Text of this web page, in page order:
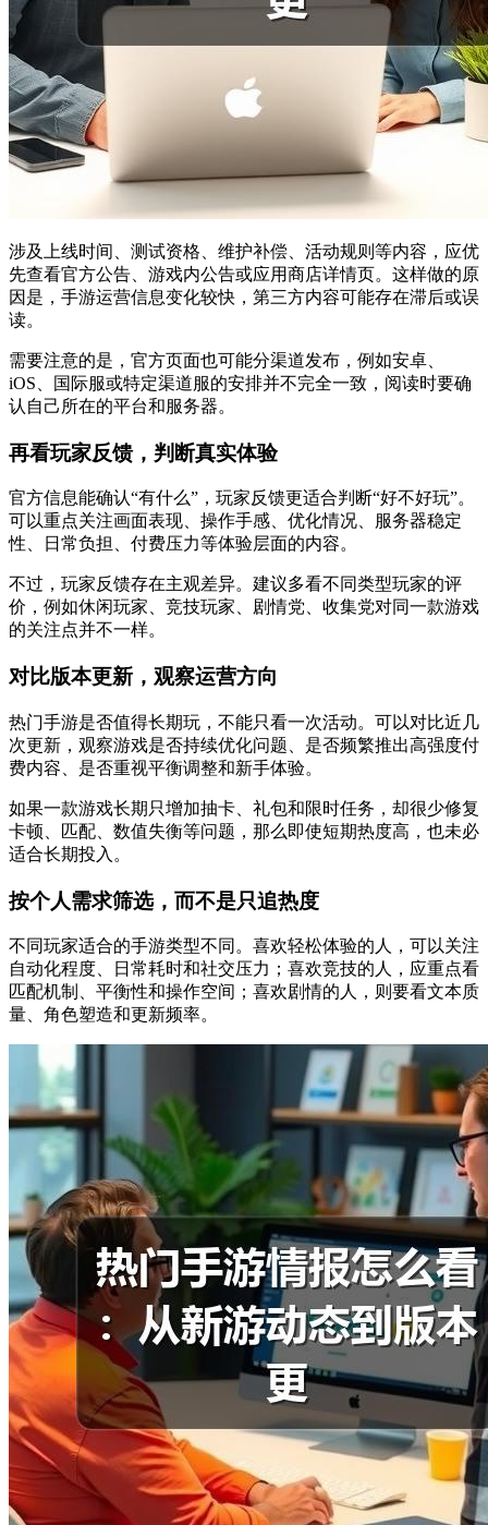
涉及上线时间、测试资格、维护补偿、活动规则等内容，应优
先查看官方公告、游戏内公告或应用商店详情页。这样做的原
因是，手游运营信息变化较快，第三方内容可能存在滞后或误
读。
需要注意的是，官方页面也可能分渠道发布，例如安卓、
iOS、国际服或特定渠道服的安排并不完全一致，阅读时要确
认自己所在的平台和服务器。
再看玩家反馈，判断真实体验
官方信息能确认“有什么”，玩家反馈更适合判断“好不好玩”。
可以重点关注画面表现、操作手感、优化情况、服务器稳定
性、日常负担、付费压力等体验层面的内容。
不过，玩家反馈存在主观差异。建议多看不同类型玩家的评
价，例如休闲玩家、竞技玩家、剧情党、收集党对同一款游戏
的关注点并不一样。
对比版本更新，观察运营方向
热门手游是否值得长期玩，不能只看一次活动。可以对比近几
次更新，观察游戏是否持续优化问题、是否频繁推出高强度付
费内容、是否重视平衡调整和新手体验。
如果一款游戏长期只增加抽卡、礼包和限时任务，却很少修复
卡顿、匹配、数值失衡等问题，那么即使短期热度高，也未必
适合长期投入。
按个人需求筛选，而不是只追热度
不同玩家适合的手游类型不同。喜欢轻松体验的人，可以关注
自动化程度、日常耗时和社交压力；喜欢竞技的人，应重点看
匹配机制、平衡性和操作空间；喜欢剧情的人，则要看文本质
量、角色塑造和更新频率。